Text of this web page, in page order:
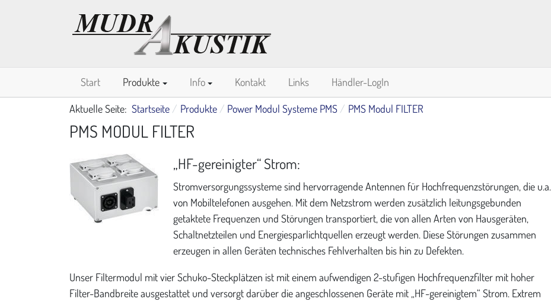
Start Produkte Info Kontakt Links Händler-LogIn
Aktuelle Seite: Startseite Produkte Power Modul Systeme PMS PMS Modul FILTER
PMS MODUL FILTER
„HF-gereinigter“ Strom:
Stromversorgungssysteme sind hervorragende Antennen für Hochfrequenzstörungen, die u.a.
von Mobiltelefonen ausgehen. Mit dem Netzstrom werden zusätzlich leitungsgebunden
getaktete Frequenzen und Störungen transportiert, die von allen Arten von Hausgeräten,
Schaltnetzteilen und Energiesparlichtquellen erzeugt werden. Diese Störungen zusammen
erzeugen in allen Geräten technisches Fehlverhalten bis hin zu Defekten.
Unser Filtermodul mit vier Schuko-Steckplätzen ist mit einem aufwendigen 2-stufigen Hochfrequenzfilter mit hoher
Filter-Bandbreite ausgestattet und versorgt ­darüber die angeschlossenen Geräte mit „HF-gereinigtem“ Strom. Extrem